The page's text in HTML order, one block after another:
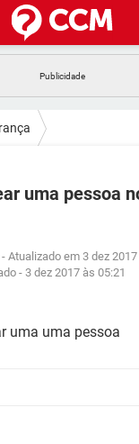
GMAIL
WHATSAPP
EXCEL
FACEBOOK
GMAIL
uma pessoa
- Atualizado em 3 dez 2017
- 3 dez 2017 às 05:21
uma uma pessoa